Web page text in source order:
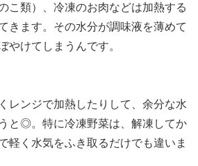
こ類）、冷凍のお肉などは加熱する
きます。その水分が調味液を薄めて
やけてしまうんです。
レンジで加熱したりして、余分な水
と◎。特に冷凍野菜は、解凍してか
軽く水気をふき取るだけでも違いま